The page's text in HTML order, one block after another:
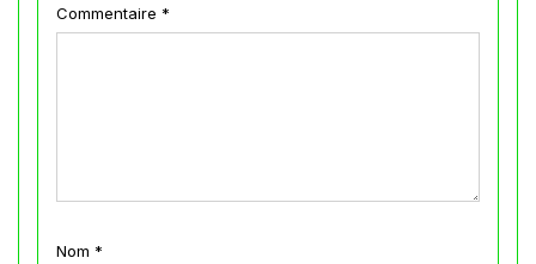
Commentaire *
Nom *